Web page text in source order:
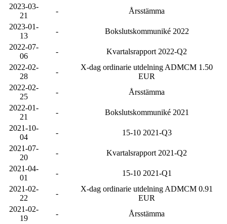
2023-03-
21
-
Årsstämma
2023-01-
13
-
Bokslutskommuniké 2022
2022-07-
06
-
Kvartalsrapport 2022-Q2
2022-02-
28
-
X-dag ordinarie utdelning ADMCM 1.50
EUR
2022-02-
25
-
Årsstämma
2022-01-
21
-
Bokslutskommuniké 2021
2021-10-
04
-
15-10 2021-Q3
2021-07-
20
-
Kvartalsrapport 2021-Q2
2021-04-
01
-
15-10 2021-Q1
2021-02-
22
-
X-dag ordinarie utdelning ADMCM 0.91
EUR
2021-02-
19
-
Årsstämma